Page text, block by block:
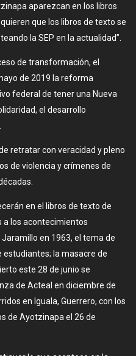
aparezcan en los libros
que los libros de texto se
la SEP en la actualidad”.
de transformación, el
de 2019 la reforma
federal de tener una Nueva
el desarrollo
retratar con veracidad y pleno
de violencia y crímenes de
en el libros de texto de
a los acontecimientos
en 1963, el tema de
la masacre de
este 28 de junio se
de Acteal en diciembre de
en Iguala, Guerrero, con los
de Ayotzinapa el 26 de